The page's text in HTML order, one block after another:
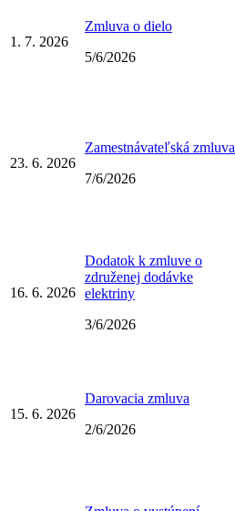
1. 7. 2026
Zmluva o dielo
5/6/2026
23. 6. 2026
Zamestnávateľská zmluva
7/6/2026
16. 6. 2026
Dodatok k zmluve o
združenej dodávke
elektriny
3/6/2026
15. 6. 2026
Darovacia zmluva
2/6/2026